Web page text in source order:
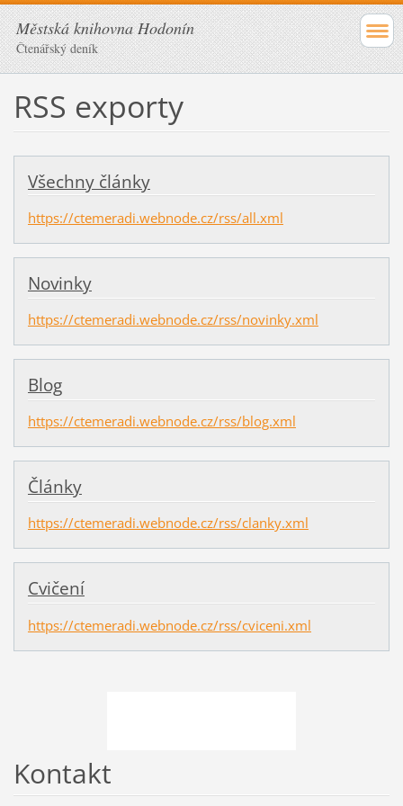
Městská knihovna Hodonín
Čtenářský deník
RSS exporty
Všechny články
https://ctemeradi.webnode.cz/rss/all.xml
Novinky
https://ctemeradi.webnode.cz/rss/novinky.xml
Blog
https://ctemeradi.webnode.cz/rss/blog.xml
Články
https://ctemeradi.webnode.cz/rss/clanky.xml
Cvičení
https://ctemeradi.webnode.cz/rss/cviceni.xml
Kontakt